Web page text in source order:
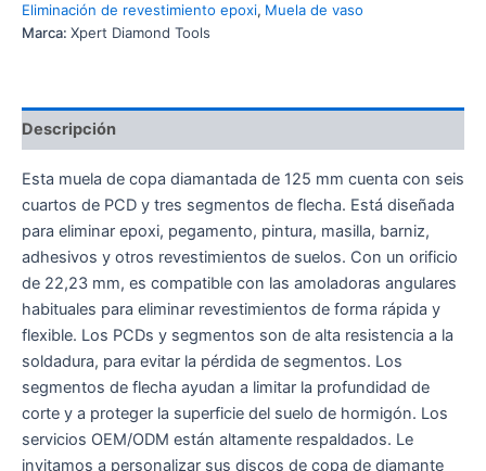
Eliminación de revestimiento epoxi, Muela de vaso
Marca: Xpert Diamond Tools
Descripción
Esta muela de copa diamantada de 125 mm cuenta con seis
cuartos de PCD y tres segmentos de flecha. Está diseñada
para eliminar epoxi, pegamento, pintura, masilla, barniz,
adhesivos y otros revestimientos de suelos. Con un orificio
de 22,23 mm, es compatible con las amoladoras angulares
habituales para eliminar revestimientos de forma rápida y
flexible. Los PCDs y segmentos son de alta resistencia a la
soldadura, para evitar la pérdida de segmentos. Los
segmentos de flecha ayudan a limitar la profundidad de
corte y a proteger la superficie del suelo de hormigón. Los
servicios OEM/ODM están altamente respaldados. Le
invitamos a personalizar sus discos de copa de diamante